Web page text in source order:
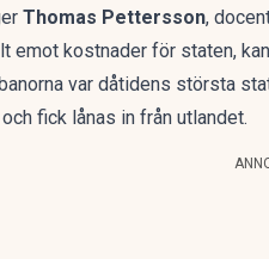
Thomas Pettersson,
emot kostnader för staten,
var dåtidens största
fick lånas in från utlandet.